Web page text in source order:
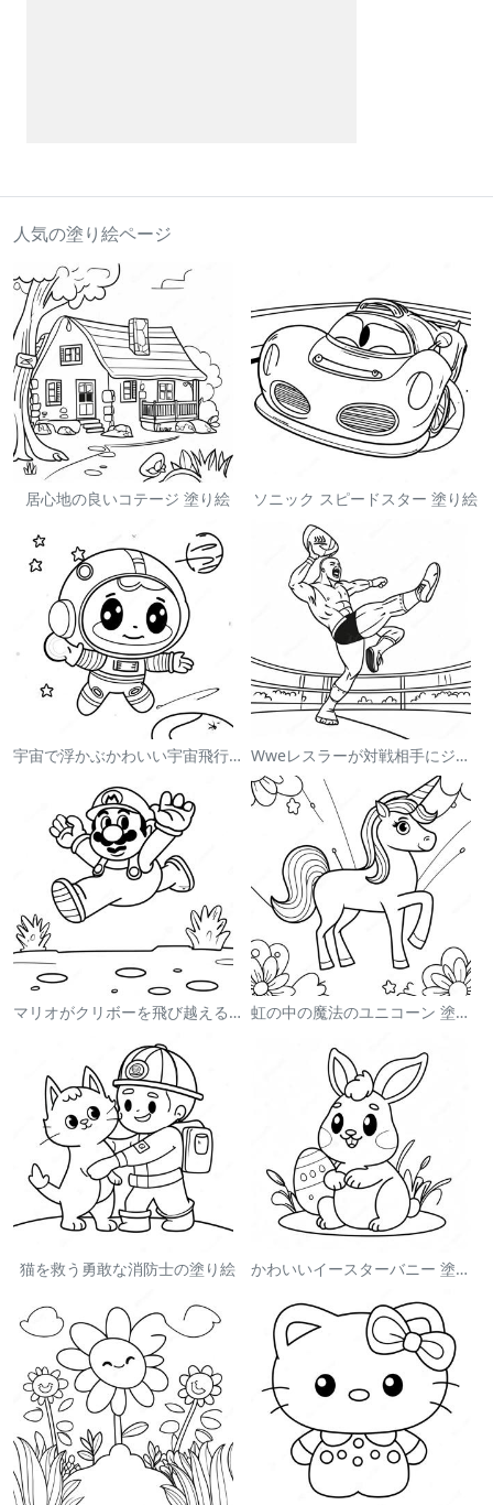
人気の塗り絵ページ
居心地の良いコテージ 塗り絵 ソニック スピードスター 塗り絵
宇宙で浮かぶかわいい宇宙飛行士 塗り絵 Wweレスラーが対戦相手にジャンプする塗り絵
マリオがクリボーを飛び越える塗り絵 虹の中の魔法のユニコーン 塗り絵
猫を救う勇敢な消防士の塗り絵 かわいいイースターバニー 塗り絵